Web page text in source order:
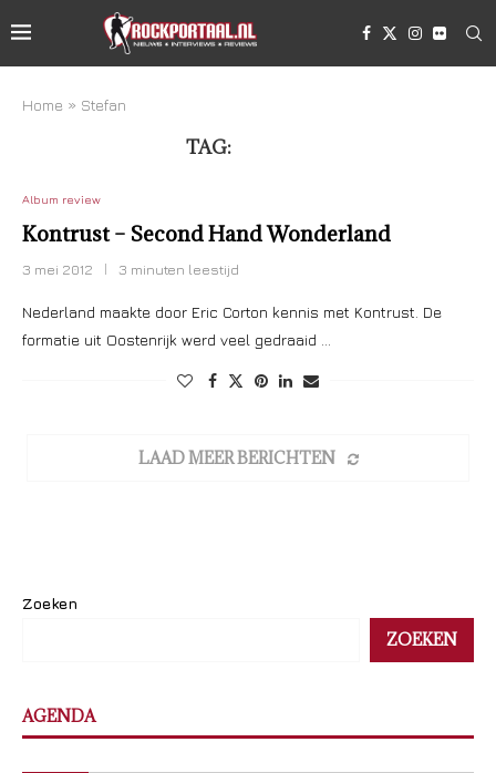
Home » Stefan
TAG:
Album review
Kontrust – Second Hand Wonderland
3 mei 2012 3 minuten leestijd
Nederland maakte door Eric Corton kennis met Kontrust. De
formatie uit Oostenrijk werd veel gedraaid …
LAAD MEER BERICHTEN
Zoeken
ZOEKEN
AGENDA